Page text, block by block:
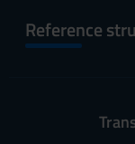
Reference